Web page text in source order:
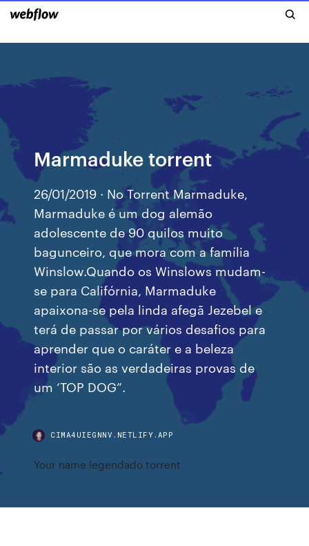
Marmaduke torrent
26/01/2019 · No Torrent Marmaduke,
Marmaduke é um dog alemão
adolescente de 90 quilos muito
bagunceiro, que mora com a família
Winslow.Quando os Winslows mudam-
se para Califórnia, Marmaduke
apaixona-se pela linda afegã Jezebel e
terá de passar por vários desafios para
aprender que o caráter e a beleza
interior são as verdadeiras provas de
um ‘TOP DOG”.
CIMA4UIEGNNV.NETLIFY.APP
Your name legendado torrent